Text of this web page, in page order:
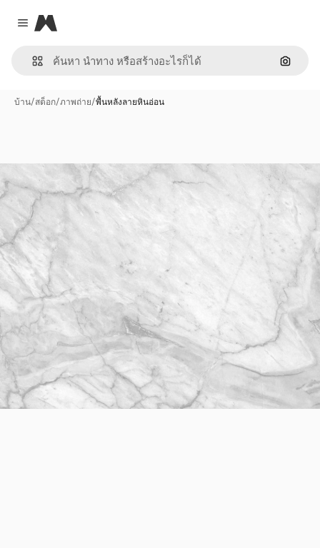
Close menu
Magnific
ค้นหา
บ้าน/สต็อก/ภาพถ่าย/พื้นหลังลายหินอ่อน